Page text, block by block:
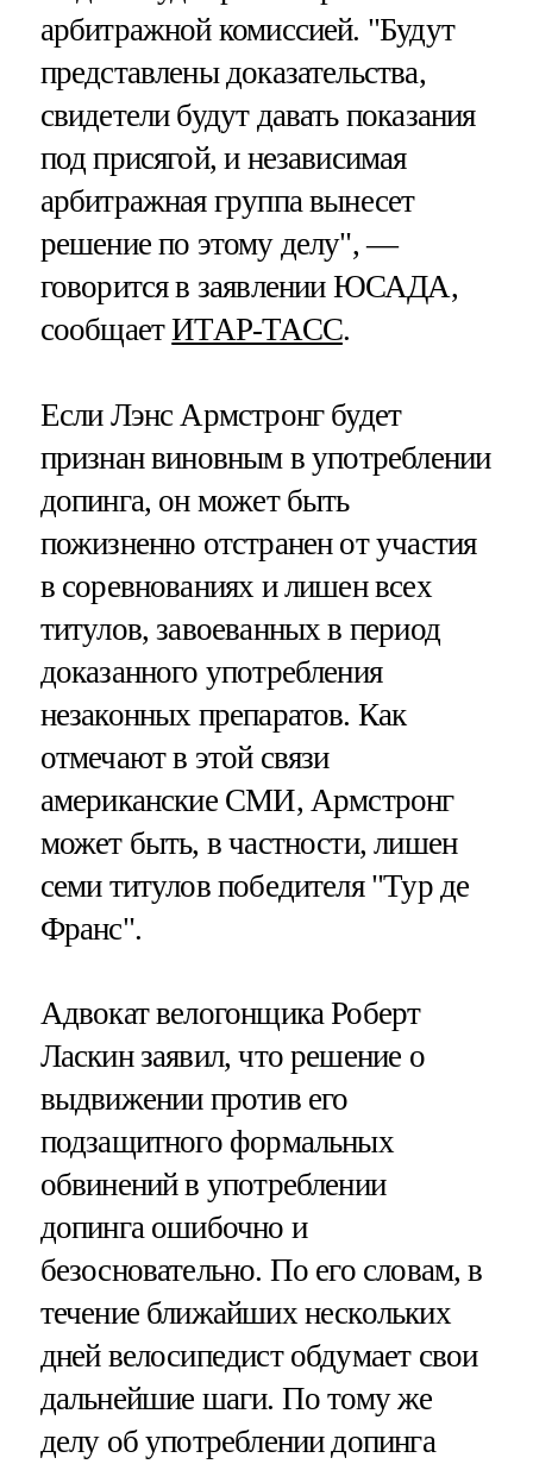
арбитражной комиссией. "Будут
представлены доказательства,
свидетели будут давать показания
под присягой, и независимая
арбитражная группа вынесет
решение по этому делу", —
говорится в заявлении ЮСАДА,
сообщаетИТАР-ТАСС.
Если Лэнс Армстронг будет
признан виновным в употреблении
допинга, он может быть
пожизненно отстранен от участия
в соревнованиях и лишен всех
титулов, завоеванных в период
доказанного употребления
незаконных препаратов. Как
отмечают в этой связи
американские СМИ, Армстронг
может быть, в частности, лишен
семи титулов победителя "Тур де
Франс".
Адвокат велогонщика Роберт
Ласкин заявил, что решение о
выдвижении против его
подзащитного формальных
обвинений в употреблении
допинга ошибочно и
безосновательно. По его словам, в
течение ближайших нескольких
дней велосипедист обдумает свои
дальнейшие шаги. По тому же
делу об употреблении допинга